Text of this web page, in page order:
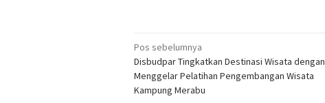
Navigasi
pos
Pos sebelumnya
Disbudpar Tingkatkan Destinasi Wisata dengan
Menggelar Pelatihan Pengembangan Wisata
Kampung Merabu